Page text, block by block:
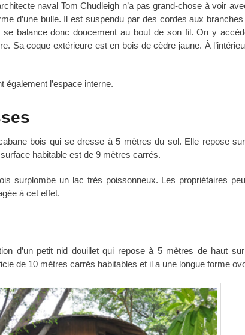
naval Tom Chudleigh n’a pas grand-chose à voir
d’une bulle. Il est suspendu par des cordes aux branches
balance donc doucement au bout de son fil. On y
Sa coque extérieure est en bois de cèdre jaune. À
également l’espace interne.
bois qui se dresse à 5 mètres du sol. Elle repose
habitable est de 9 mètres carrés.
surplombe un lac très poissonneux. Les propriétaires
à cet effet.
d’un petit nid douillet qui repose à 5 mètres de haut
de 10 mètres carrés habitables et il a une longue forme